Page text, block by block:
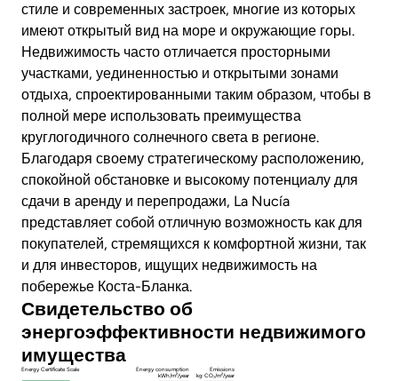
стиле и современных застроек, многие из которых
имеют открытый вид на море и окружающие горы.
Недвижимость часто отличается просторными
участками, уединенностью и открытыми зонами
отдыха, спроектированными таким образом, чтобы в
полной мере использовать преимущества
круглогодичного солнечного света в регионе.
Благодаря своему стратегическому расположению,
спокойной обстановке и высокому потенциалу для
сдачи в аренду и перепродажи, La Nucía
представляет собой отличную возможность как для
покупателей, стремящихся к комфортной жизни, так
и для инвесторов, ищущих недвижимость на
побережье Коста-Бланка.
Свидетельство об
энергоэффективности недвижимого
имущества
Energy Certificate Scale
Energy consumption
kWh/m²/year
Emissions
kg CO₂/m²/year